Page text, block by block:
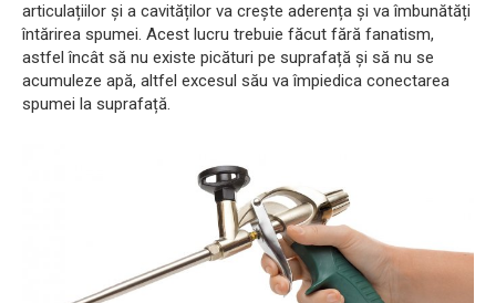
articulațiilor și a cavităților va crește aderența și va îmbunătăți
întărirea spumei. Acest lucru trebuie făcut fără fanatism,
astfel încât să nu existe picături pe suprafață și să nu se
acumuleze apă, altfel excesul său va împiedica conectarea
spumei la suprafață.